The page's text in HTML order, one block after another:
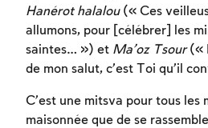
Hanérot halalou(« Ces
allumons, pour [célébrer] les
saintes… ») et Ma’oz Tsour(«
de mon salut, c’est Toi qu’il
C’est une mitsva pour tous les
maisonnée que de se